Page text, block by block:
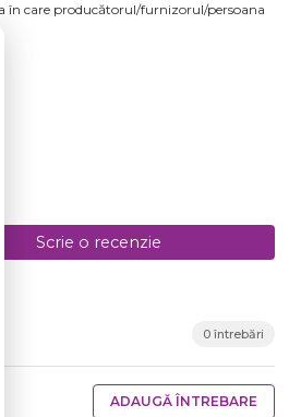
în care producătorul/furnizorul/persoana
Scrie o recenzie
0 întrebări
ADAUGĂ ÎNTREBARE